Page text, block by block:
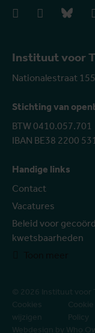
Instituut voor
Nationalestraat
Stichting van
BTW 0410.057.701
IBAN BE38 2200
Handige links
Contact
Vacatures
Beleid voor
kwetsbaarheden
facebookinstagram
© 2026 Instituut voor
Cookies
wijzigen
Cookie
Policy
Webdesign by Who